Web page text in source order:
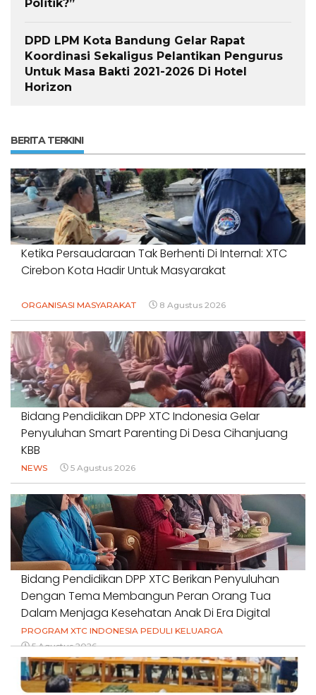
Politik?”
DPD LPM Kota Bandung Gelar Rapat
Koordinasi Sekaligus Pelantikan Pengurus
Untuk Masa Bakti 2021-2026 Di Hotel
Horizon
BERITA TERKINI
Ketika Persaudaraan Tak Berhenti Di Internal: XTC
Cirebon Kota Hadir Untuk Masyarakat
ORGANISASI MASYARAKAT 8 Agustus 2026
Bidang Pendidikan DPP XTC Indonesia Gelar
Penyuluhan Smart Parenting Di Desa Cihanjuang
KBB
NEWS 5 Agustus 2026
Bidang Pendidikan DPP XTC Berikan Penyuluhan
Dengan Tema Membangun Peran Orang Tua
Dalam Menjaga Kesehatan Anak Di Era Digital
PROGRAM XTC INDONESIA PEDULI KELUARGA
5 Agustus 2026